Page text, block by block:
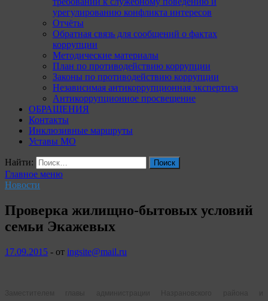
урегулированию конфликта интересов
Отчёты
Обратная связь для сообщений о фактах
коррупции
Методические материалы
План по противодействию коррупции
Законы по противодействию коррупции
Независимая антикоррупционная экспертиза
Антикоррупционное просвещение
ОБРАЩЕНИЯ
Контакты
Инклюзивные маршруты
Уставы МО
Найти:
Главное меню
Новости
Проверка жилищно-бытовых условий
семьи Экажевых
17.09.2015 - от ingsite@mail.ru